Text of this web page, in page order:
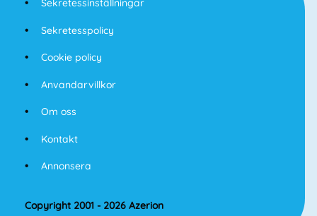
Sekretessinställningar
Sekretesspolicy
Cookie policy
Anvandarvillkor
Om oss
Kontakt
Annonsera
Copyright 2001 - 2026 Azerion